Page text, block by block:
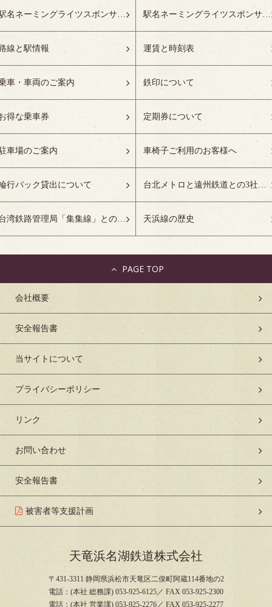
駅名ネーミングライツスポンサーの募集開始 駅名ネーミングライツスポンサー紹介
線と駅情報 運賃と時刻表
車・車両のご案内 鉄印について
得な乗車券 定期券について
車場のご案内 車椅子ご利用のお客様へ
行バック貸出について 台北メトロと遠州鉄道との3社友好協定について
台湾鉄路管理局「集集線」との姉妹鉄道協定について 天浜線の歴史
会社概要
安全報告書
当サイトについて
プライバシーポリシー
リンク
お問い合わせ
安全報告書
被害者等支援計画
天竜浜名湖鉄道株式会社
〒431-3311 静岡県浜松市天竜区二俣町阿蔵114番地の2
電話：(本社 総務課) 053-925-6125／ FAX 053-925-2300
電話：(本社 営業課) 053-925-2276／ FAX 053-925-2277
PAGE TOP